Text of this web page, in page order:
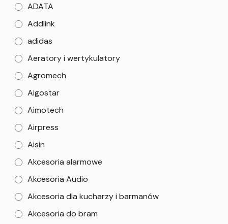
ADATA
Addlink
adidas
Aeratory i wertykulatory
Agromech
Aigostar
Aimotech
Airpress
Aisin
Akcesoria alarmowe
Akcesoria Audio
Akcesoria dla kucharzy i barmanów
Akcesoria do bram